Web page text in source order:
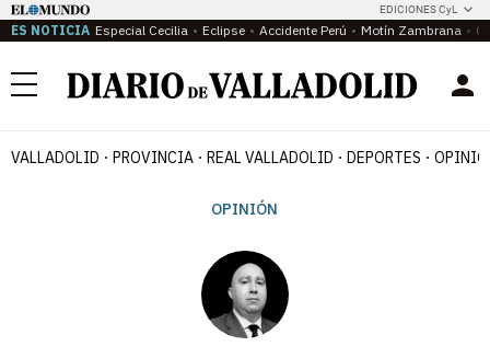
EDICIONES CyL
ES NOTICIA Especial Cecilia Eclipse Accidente Perú Motín Zambrana
Menú
VALLADOLID PROVINCIA REAL VALLADOLID DEPORTES
OPINIÓN